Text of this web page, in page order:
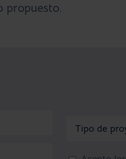
propuesto.